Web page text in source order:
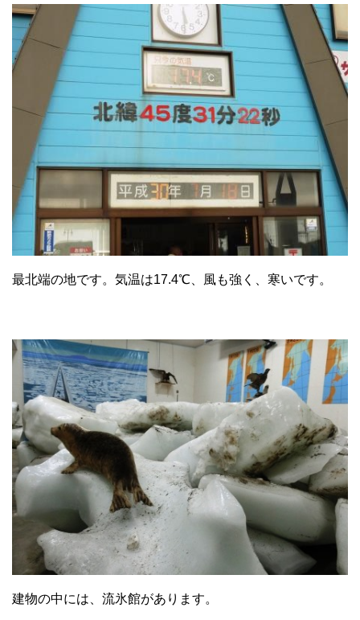
最北端の地です。気温は17.4℃、風も強く、寒いです。
建物の中には、流氷館があります。